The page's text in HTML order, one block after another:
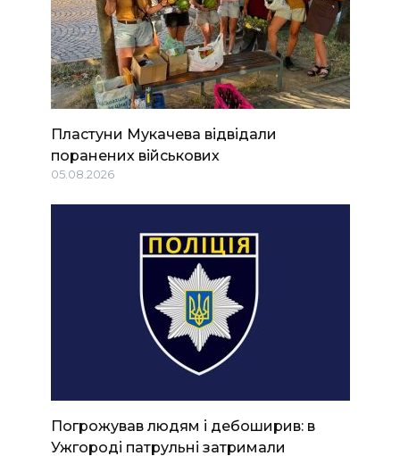
Пластуни Мукачева відвідали
поранених військових
05.08.2026
Погрожував людям і дебоширив: в
Ужгороді патрульні затримали